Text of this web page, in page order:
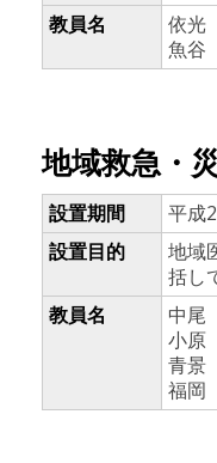
教員名
依光
魚谷
地域救急・
設置期間
平成
設置目的
地域
括し
教員名
中尾
小原
青景
福岡